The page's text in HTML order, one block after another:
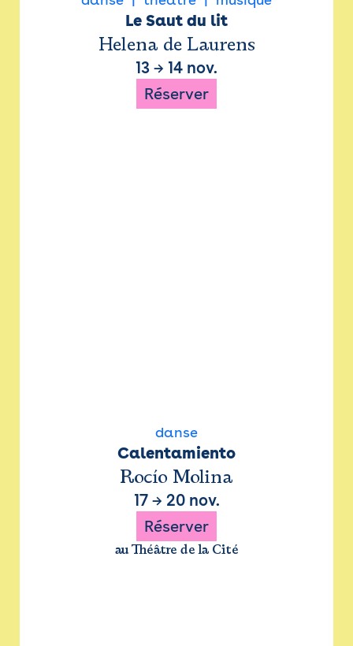
Le Saut du lit
Helena de Laurens
13 → 14 nov.
Réserver
danse
Calentamiento
Rocío Molina
17→ 20 nov.
Réserver
au Théâtre de la Cité